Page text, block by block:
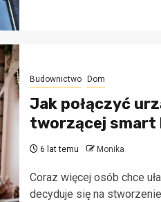
Budownictwo Dom
Jak połączyć
tworzącej smart
6 lat temu Monika
Coraz więcej osób chce
decyduje się na